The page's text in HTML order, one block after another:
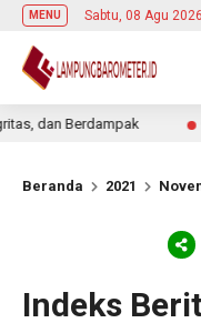
MENU Sabtu, 08 Agu 2026
dan Berdampak 9
Beranda 2021
Indeks